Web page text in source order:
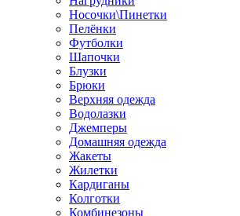
Носочки\Пинетки
Пелёнки
Футболки
Шапочки
Блузки
Брюки
Верхняя одежда
Водолазки
Джемперы
Домашняя одежда
Жакеты
Жилетки
Кардиганы
Колготки
Комбинезоны